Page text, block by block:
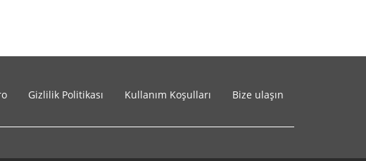
Gizlilik Politikası Kullanım Koşulları Bize ulaşın